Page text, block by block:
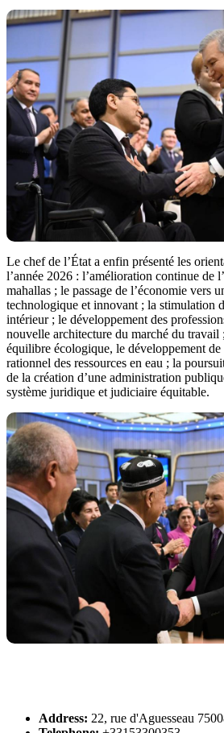
Le chef de l’État a enfin présenté les
l’année 2026 : l’amélioration continue de
mahallas ; le passage de l’économie vers
technologique et innovant ; la stimulation
intérieur ; le développement des
nouvelle architecture du marché du travail
équilibre écologique, le développement de
rationnel des ressources en eau ; la
de la création d’une administration
système juridique et judiciaire équitable.
Address: 22, rue d'Aguesseau